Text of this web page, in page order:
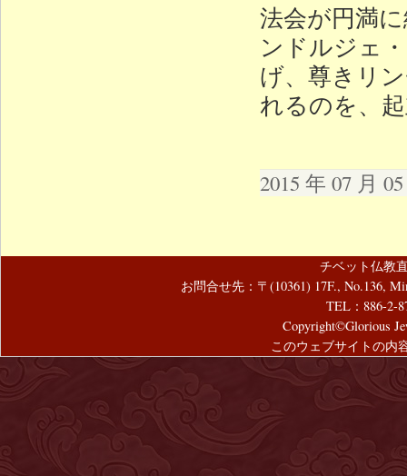
法会が円満
ンドルジェ
げ、尊きリ
れるのを、
2015 年 07 月
チベット仏教
お問合せ先：〒(10361) 17F., No.136,
TEL：886-2-
Copyright©Glorious
このウェブサイトの内